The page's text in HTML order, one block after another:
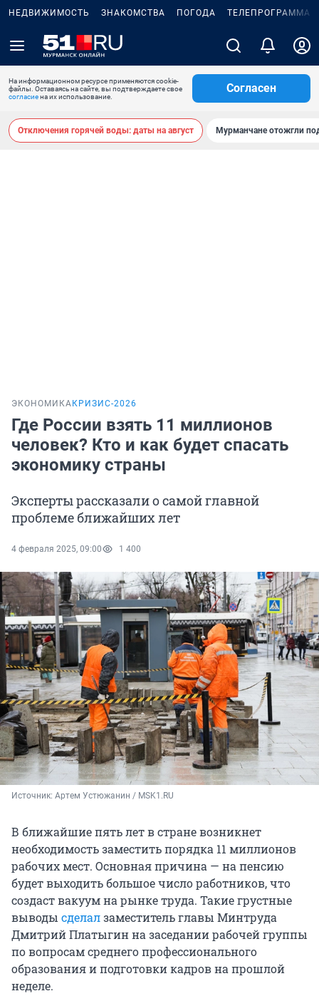
НЕДВИЖИМОСТЬ ЗНАКОМСТВА ПОГОДА ТЕЛЕПРОГРАММА
На информационном ресурсе применяются cookie-
файлы. Оставаясь на сайте, вы подтверждаете свое
согласиена их использование.
Согласен
Отключения горячей воды: даты на август Мурманчане отожгли
ЭКОНОМИКА КРИЗИС-2026
Где России взять 11 миллионов
человек? Кто и как будет спасать
экономику страны
Эксперты рассказали о самой главной
проблеме ближайших лет
4 февраля 2025, 09:00 1 400
Источник: Артем Устюжанин / MSK1.RU
В ближайшие пять лет в стране возникнет
необходимость заместить порядка 11 миллионов
рабочих мест. Основная причина — на пенсию
будет выходить большое число работников, что
создаст вакуум на рынке труда. Такие грустные
выводы сделалзаместитель главы Минтруда
Дмитрий Платыгин на заседании рабочей группы
по вопросам среднего профессионального
образования и подготовки кадров на прошлой
неделе.